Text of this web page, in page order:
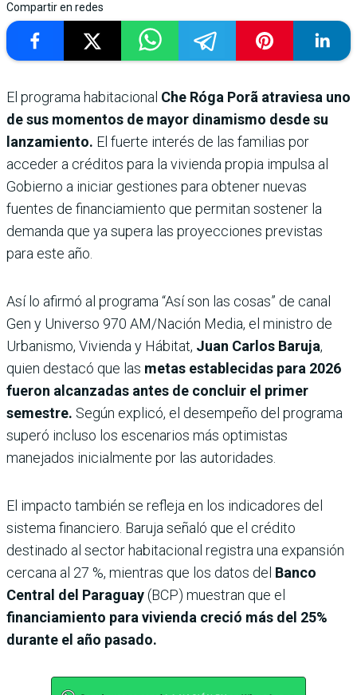
Compartir en redes
El programa habitacional Che Róga Porã atraviesa uno
de sus momentos de mayor dinamismo desde su
lanzamiento. El fuerte interés de las familias por
acceder a créditos para la vivienda propia impulsa al
Gobierno a iniciar gestiones para obtener nuevas
fuentes de financiamiento que permitan sostener la
demanda que ya supera las proyecciones previstas
para este año.
Así lo afirmó al programa “Así son las cosas” de canal
Gen y Universo 970 AM/Nación Media, el ministro de
Urbanismo, Vivienda y Hábitat, Juan Carlos Baruja,
quien destacó que las metas establecidas para 2026
fueron alcanzadas antes de concluir el primer
semestre. Según explicó, el desempeño del programa
superó incluso los escenarios más optimistas
manejados inicialmente por las autoridades.
El impacto también se refleja en los indicadores del
sistema financiero. Baruja señaló que el crédito
destinado al sector habitacional registra una expansión
cercana al 27 %, mientras que los datos del Banco
Central del Paraguay(BCP) muestran que el
financiamiento para vivienda creció más del 25%
durante el año pasado.